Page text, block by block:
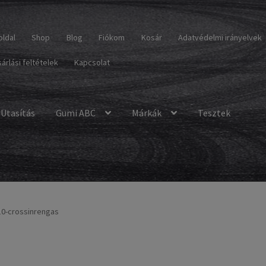
Shop Blog Fiókom Kosár Adatvédelmi irányelvek
feltételek Kapcsolat
Utasítás Gumi ABC Márkák Tesztek
crossinrengas